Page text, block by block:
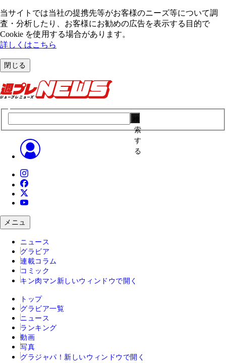
当サイトでは当社の提携先等がお客様のニーズ等について調
査・分析したり、お客様にお勧めの広告を表⽰する⽬的で
Cookie を使⽤する場合があります。
詳しくはこちら
閉じる
索
す
る
メニュ
ニュース
グラビア
連載コラム
コミック
キン肉マン 新しいウィンドウで開く
トップ
グラビア一覧
ニュース
ランキング
動画
写真
グラジャパ！ 新しいウィンドウで開く